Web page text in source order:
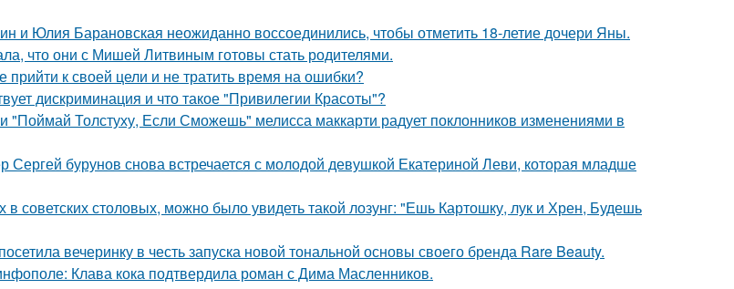
и Юлия Барановская неожиданно воссоединились, чтобы отметить 18-летие дочери Яны.
что они с Мишей Литвиным готовы стать родителями.
прийти к своей цели и не тратить время на ошибки?
дискриминация и что такое "Привилегии Красоты"?
"Поймай Толстуху, Если Сможешь" мелисса маккарти радует поклонников изменениями в
Сергей бурунов снова встречается с молодой девушкой Екатериной Леви, которая младше
в советских столовых, можно было увидеть такой лозунг: "Ешь Картошку, лук и Хрен, Будешь
вечеринку в честь запуска новой тональной основы своего бренда Rare Beauty.
Клава кока подтвердила роман с Дима Масленников.